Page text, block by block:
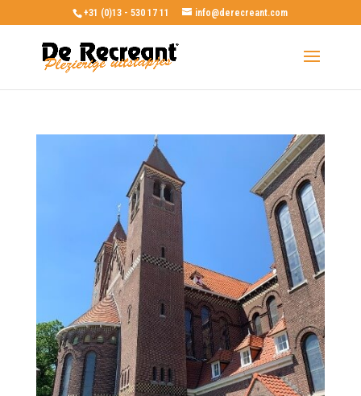
+31 (0)13 - 530 17 11 info@derecreant.com